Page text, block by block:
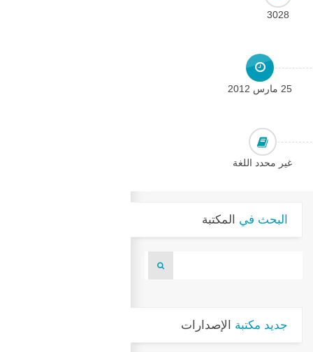
3028
25 مارس 2012
غير محدد اللغة
البحث في المكتبة
جديد مكتبة الإصدارات